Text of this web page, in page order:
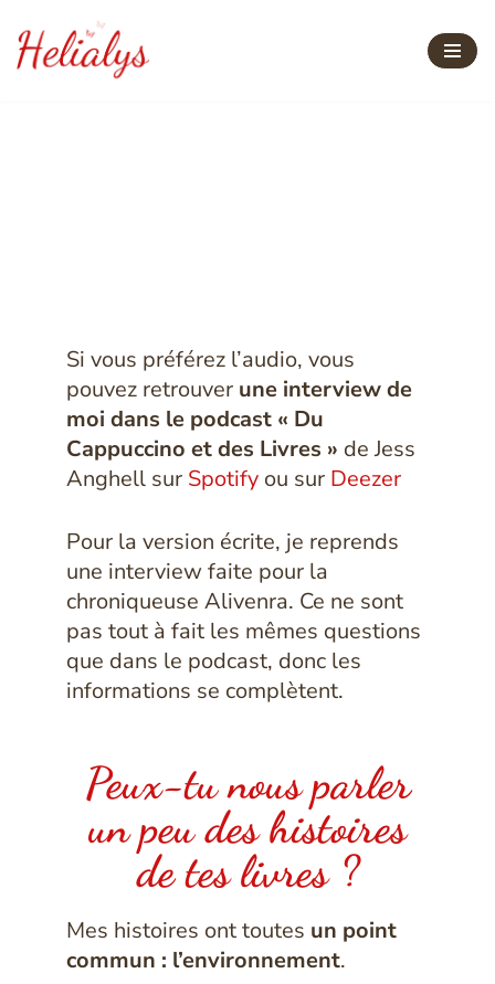
Aller
Si vous préférez l’audio, vous
pouvez retrouver une interview de
moi dans le podcast « Du
Cappuccino et des Livres » de Jess
Anghell sur Spotify ou sur Deezer
Pour la version écrite, je reprends
une interview faite pour la
chroniqueuse Alivenra. Ce ne sont
pas tout à fait les mêmes questions
que dans le podcast, donc les
informations se complètent.
Peux-tu nous parler
un peu des histoires
de tes livres ?
Mes histoires ont toutes un point
commun : l’environnement.